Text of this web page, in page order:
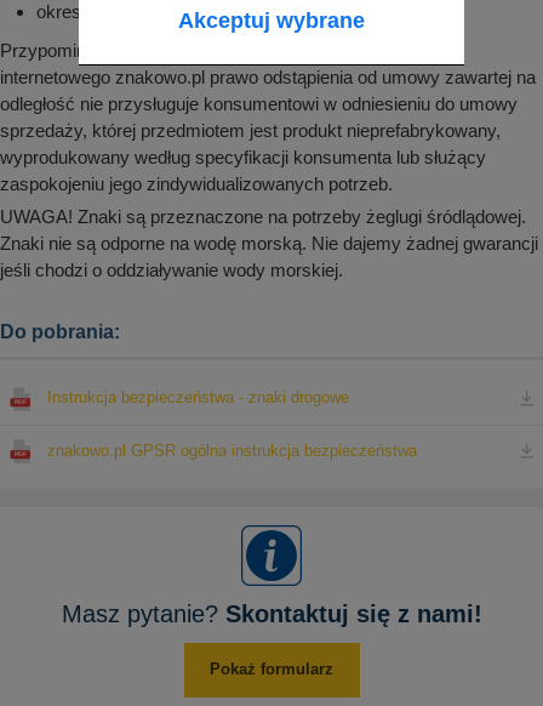
Akceptuj wybrane
okres przydatności
Przypominamy, że zgodnie z pkt. 8.9 regulaminu sklepu
internetowego znakowo.pl prawo odstąpienia od umowy zawartej na
odległość nie przysługuje konsumentowi w odniesieniu do umowy
sprzedaży, której przedmiotem jest produkt nieprefabrykowany,
wyprodukowany według specyfikacji konsumenta lub służący
zaspokojeniu jego zindywidualizowanych potrzeb.
UWAGA! Znaki są przeznaczone na potrzeby żeglugi śródlądowej.
Znaki nie są odporne na wodę morską. Nie dajemy żadnej gwarancji
jeśli chodzi o oddziaływanie wody morskiej.
Do pobrania:
Instrukcja bezpieczeństwa - znaki drogowe
znakowo.pl GPSR ogólna instrukcja bezpieczeństwa
Masz pytanie? Skontaktuj się z nami!
Pokaż formularz